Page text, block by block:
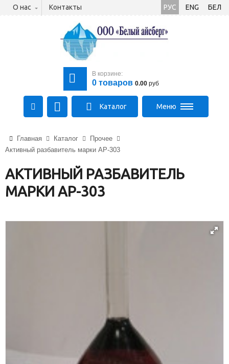
О нас Контакты РУС ENG БЕЛ
В корзине:
0 товаров 0.00 руб
+375 (29) 710-23-43
+375 (33) 315-03-03
aysberg-sales@yandex.by
Каталог Меню
Главная Каталог
Прочее
Активный разбавитель марки АР-303
АКТИВНЫЙ РАЗБАВИТЕЛЬ
МАРКИ АР-303